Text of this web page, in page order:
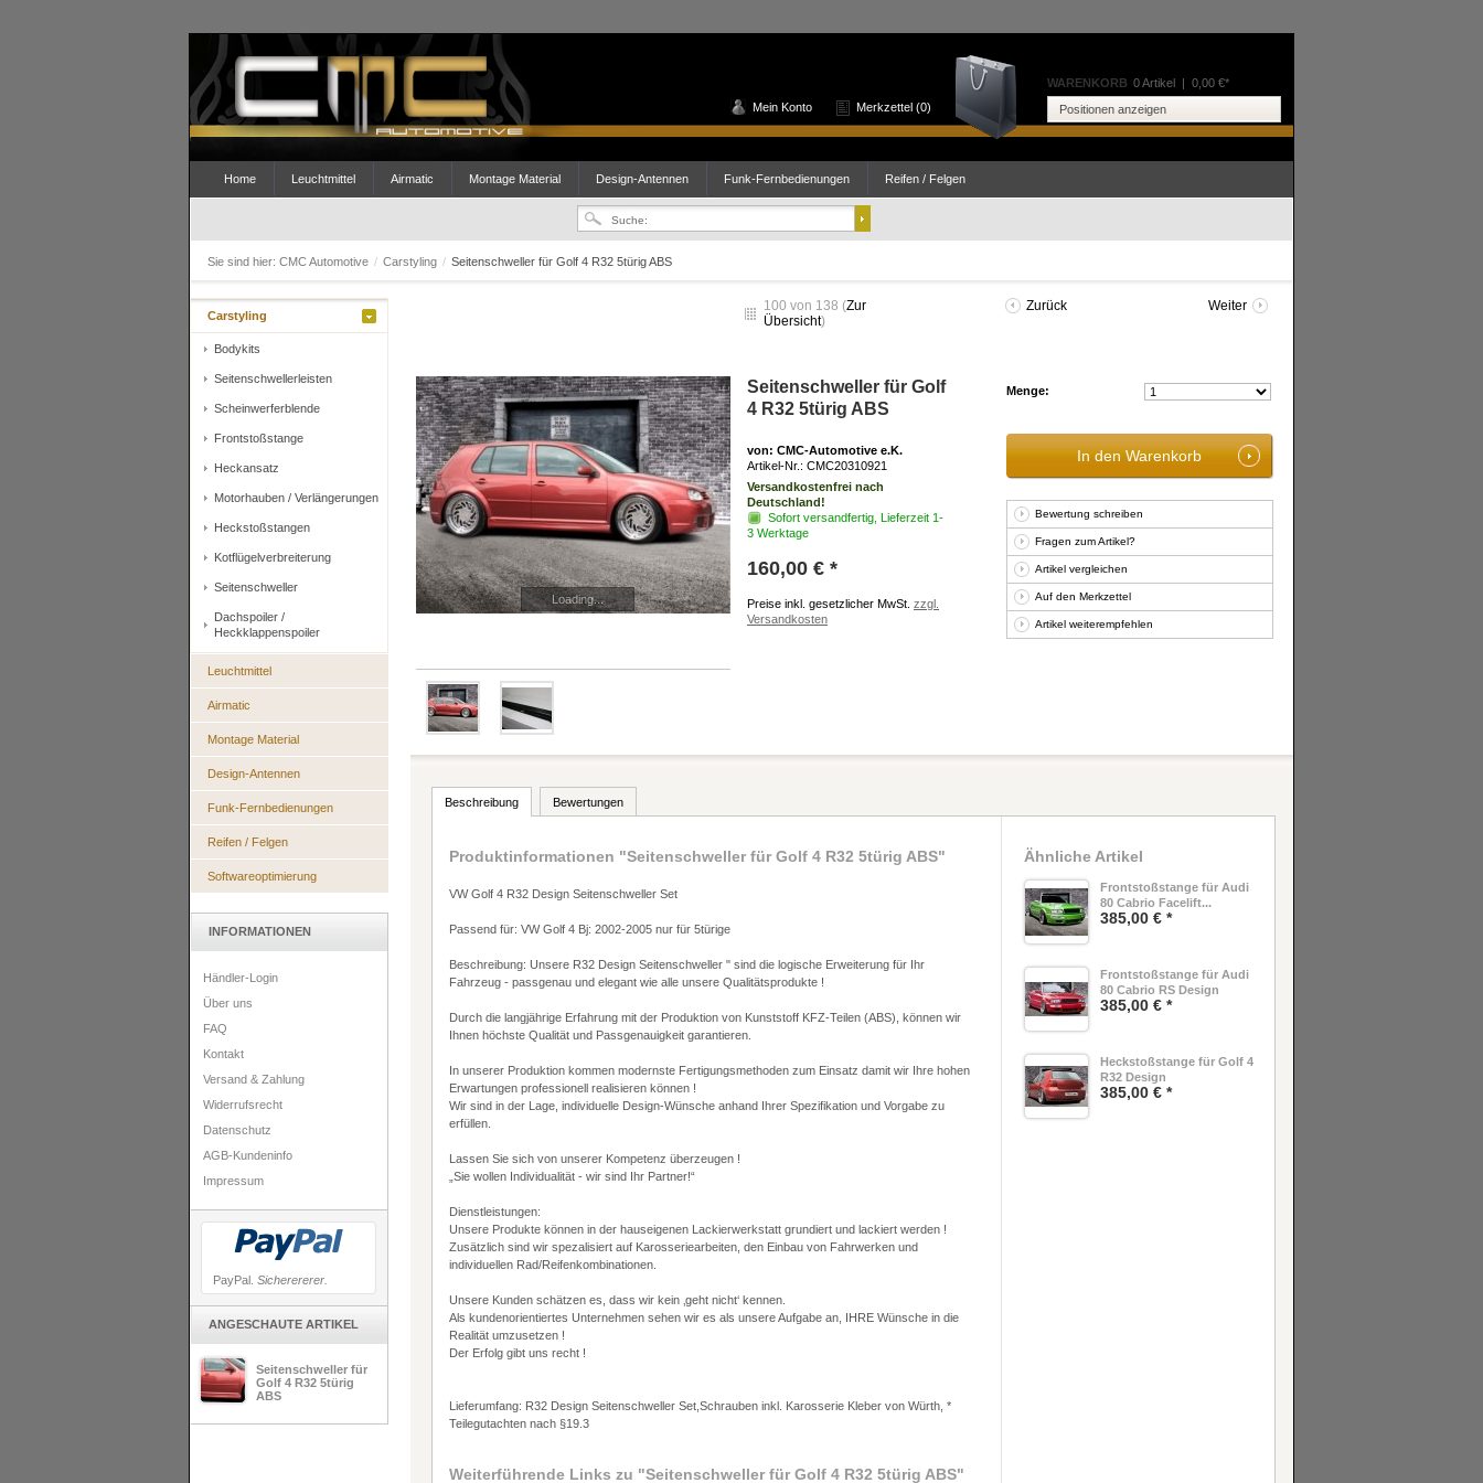
Mein Konto Merkzettel (0)
WARENKORB 0 Artikel | 0,00 €*
Positionen anzeigen
Home Leuchtmittel Airmatic Montage Material Design-Antennen Funk-Fernbedienungen Reifen / Felgen
Sie sind hier: CMC Automotive / Carstyling / Seitenschweller für Golf 4 R32 5türig ABS
Carstyling
Bodykits
Seitenschwellerleisten
Scheinwerferblende
Frontstoßstange
Heckansatz
Motorhauben / Verlängerungen
Heckstoßstangen
Kotflügelverbreiterung
Seitenschweller
Dachspoiler /
Heckklappenspoiler
Leuchtmittel
Airmatic
Montage Material
Design-Antennen
Funk-Fernbedienungen
Reifen / Felgen
Softwareoptimierung
INFORMATIONEN
Händler-Login
Über uns
FAQ
Kontakt
Versand & Zahlung
Widerrufsrecht
Datenschutz
AGB-Kundeninfo
Impressum
PayPal. Sicherererer.
ANGESCHAUTE ARTIKEL
Seitenschweller für
Golf 4 R32 5türig
ABS
100 von 138 (Zur
Übersicht)
Zurück Weiter
Loading...
Seitenschweller für Golf
4 R32 5türig ABS
von: CMC-Automotive e.K.
Artikel-Nr.: CMC20310921
Versandkostenfrei nach
Deutschland!
Sofort versandfertig, Lieferzeit 1-
3 Werktage
160,00 € *
Preise inkl. gesetzlicher MwSt. zzgl.
Versandkosten
Menge:
Bewertung schreiben
Fragen zum Artikel?
Artikel vergleichen
Auf den Merkzettel
Artikel weiterempfehlen
Beschreibung Bewertungen
Produktinformationen "Seitenschweller für Golf 4 R32 5türig ABS"
VW Golf 4 R32 Design Seitenschweller Set
Passend für: VW Golf 4 Bj: 2002-2005 nur für 5türige
Beschreibung: Unsere R32 Design Seitenschweller " sind die logische Erweiterung für Ihr
Fahrzeug - passgenau und elegant wie alle unsere Qualitätsprodukte !
Durch die langjährige Erfahrung mit der Produktion von Kunststoff KFZ-Teilen (ABS), können wir
Ihnen höchste Qualität und Passgenauigkeit garantieren.
In unserer Produktion kommen modernste Fertigungsmethoden zum Einsatz damit wir Ihre hohen
Erwartungen professionell realisieren können !
Wir sind in der Lage, individuelle Design-Wünsche anhand Ihrer Spezifikation und Vorgabe zu
erfüllen.
Lassen Sie sich von unserer Kompetenz überzeugen !
„Sie wollen Individualität - wir sind Ihr Partner!“
Dienstleistungen:
Unsere Produkte können in der hauseigenen Lackierwerkstatt grundiert und lackiert werden !
Zusätzlich sind wir spezalisiert auf Karosseriearbeiten, den Einbau von Fahrwerken und
individuellen Rad/Reifenkombinationen.
Unsere Kunden schätzen es, dass wir kein ‚geht nicht‘ kennen.
Als kundenorientiertes Unternehmen sehen wir es als unsere Aufgabe an, IHRE Wünsche in die
Realität umzusetzen !
Der Erfolg gibt uns recht !
Lieferumfang: R32 Design Seitenschweller Set,Schrauben inkl. Karosserie Kleber von Würth, *
Teilegutachten nach §19.3
Weiterführende Links zu "Seitenschweller für Golf 4 R32 5türig ABS"
Ähnliche Artikel
Frontstoßstange für Audi
80 Cabrio Facelift...
385,00 € *
Frontstoßstange für Audi
80 Cabrio RS Design
385,00 € *
Heckstoßstange für Golf 4
R32 Design
385,00 € *